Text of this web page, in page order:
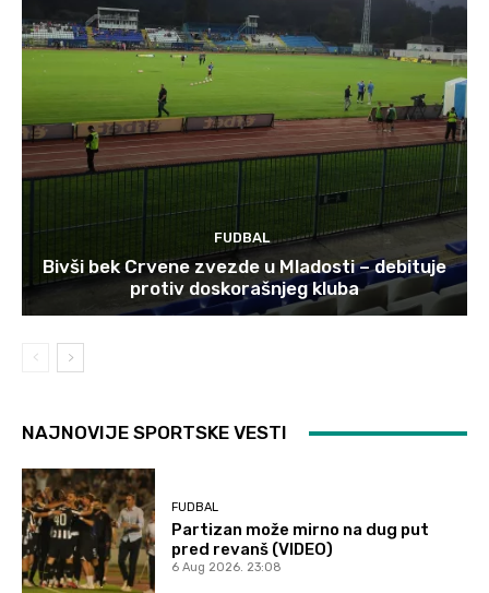
FUDBAL
Bivši bek Crvene zvezde u Mladosti – debituje
protiv doskorašnjeg kluba
NAJNOVIJE SPORTSKE VESTI
FUDBAL
Partizan može mirno na dug put
pred revanš (VIDEO)
6 Aug 2026. 23:08